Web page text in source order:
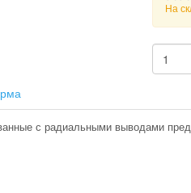
На
с радиальными выводами